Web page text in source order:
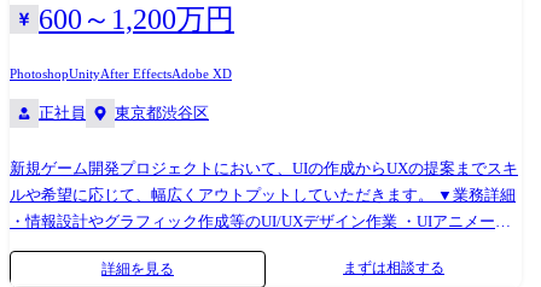
サポートを通じてマネージメントについて学んでいただきます。 1年後
のミッション:シニアEMのフォローとともにマネージメント業務に従事
要に応じて他のEMがサポートいたします。 配属予定プロダクト/主な利
AmebaLIFEは、Amebaブランドとそのアセットを活用し、事業部内で新
たな事業を立ち上げ、運営する多角化事業を展開しています。この多角
化事業により、BtoB、BtoCの両方を対象とした幅広い事業展開を行い、
さまざまなユーザー層にプロダクトを提供しています。 開発環境 Swift /
RxSwift・RxCocoa / Nimble / Quick / RxDataSources / Firebase/ BigQuery /
600～1,200万円
PhotoshopUnityAfter EffectsAdobe XD
正社員 東京都渋谷区
新規ゲーム開発プロジェクトにおいて、UIの作成からUXの提案までスキ
ルや希望に応じて、幅広くアウトプットしていただきます。 ▼業務詳細
・情報設計やグラフィック作成等のUI/UXデザイン作業 ・UIアニメーシ
ョンや演出アニメーション制作 ・インタラクションや演出などのVコン
詳細を見る まずは相談する